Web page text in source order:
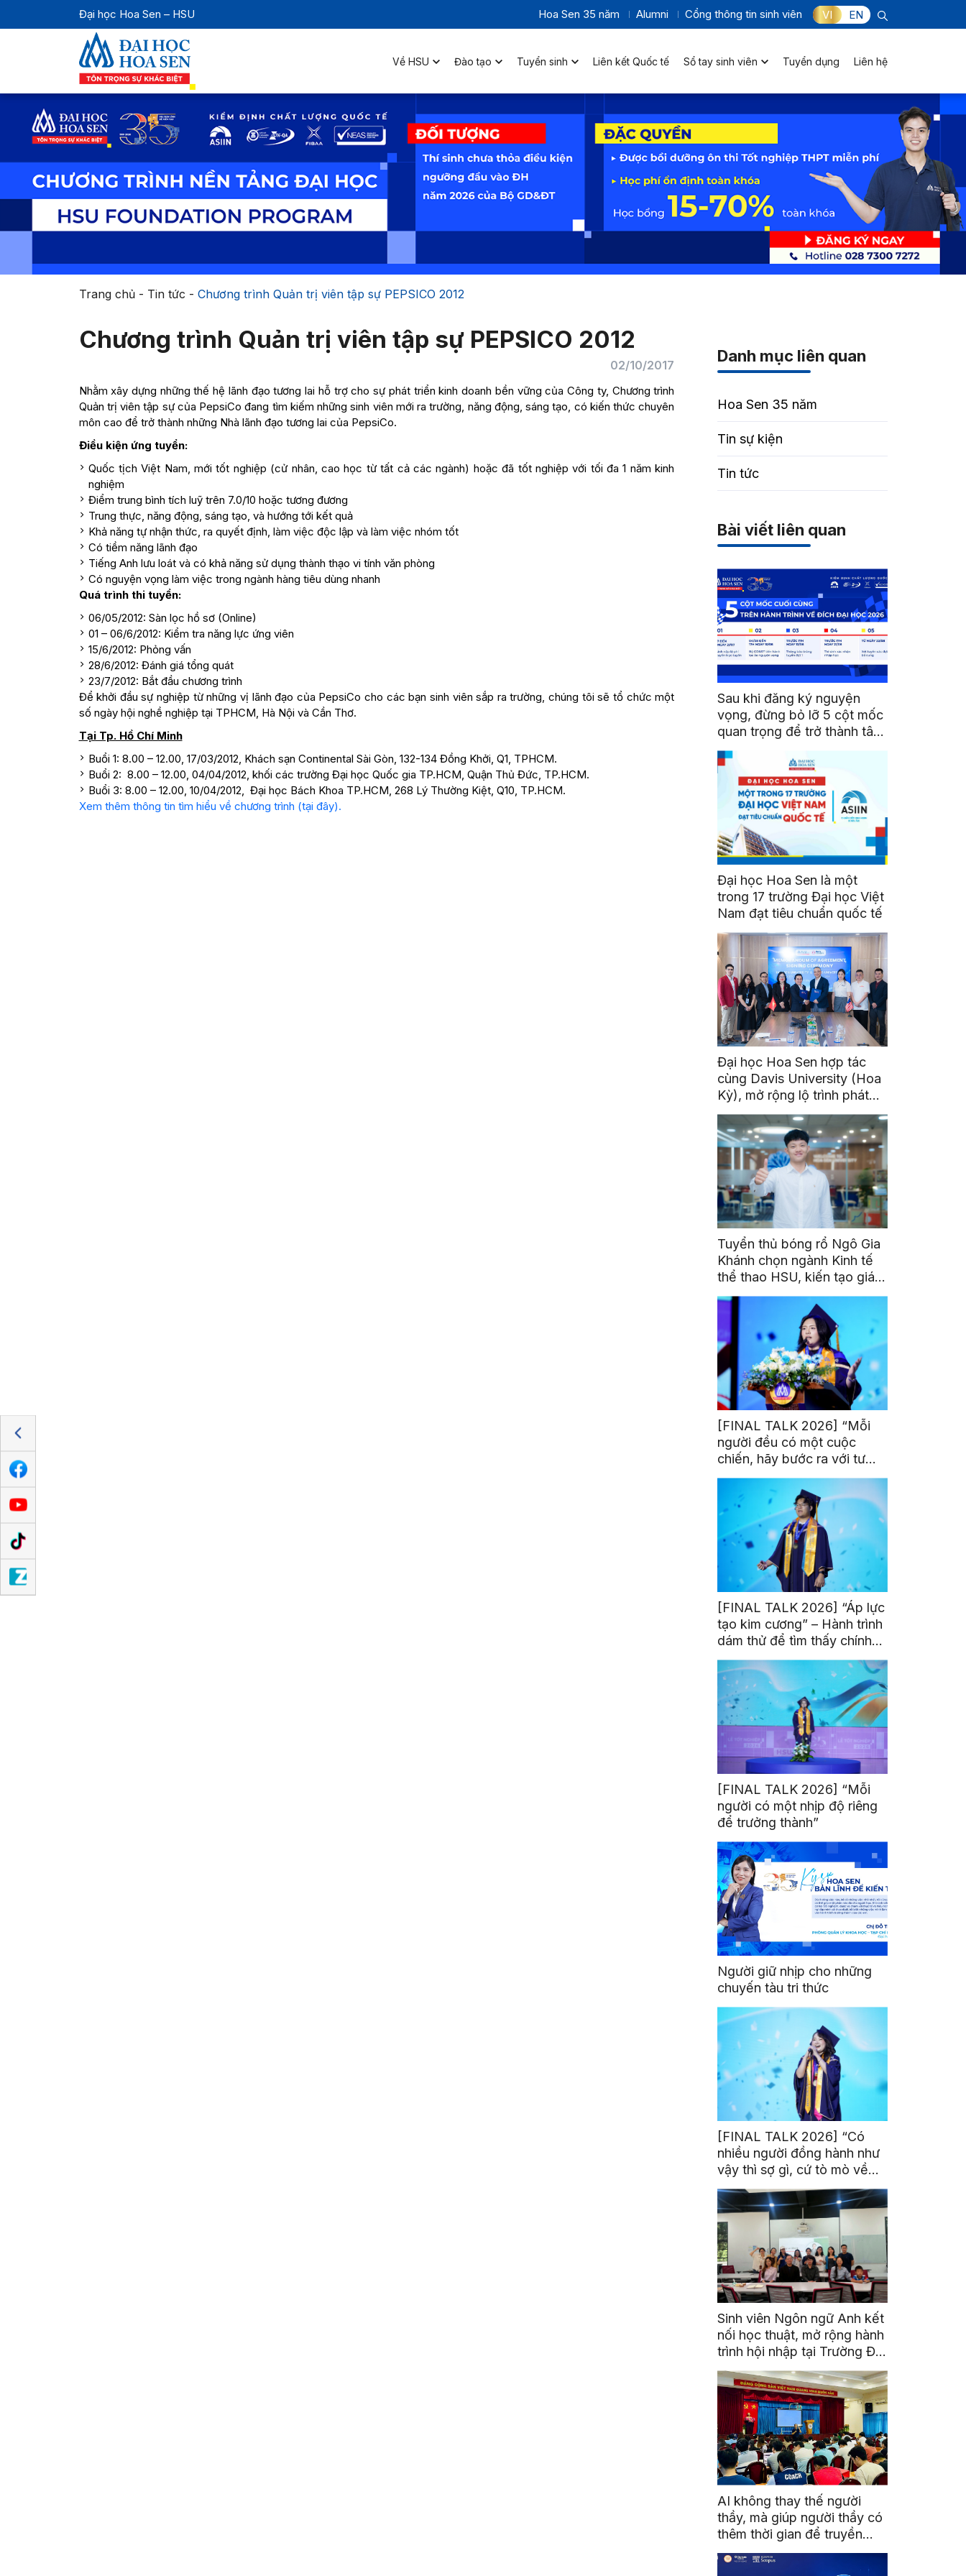
Đại học Hoa Sen – HSU Hoa Sen 35 năm Alumni Cổng thông tin sinh viên VI EN
Về HSU Đào tạo Tuyển sinh Liên kết Quốc tế Sổ tay sinh viên Tuyển dụng Liên hệ
Trang chủ- Tin tức - Chương trình Quản trị viên tập sự PEPSICO 2012
Chương trình Quản trị viên tập sự PEPSICO 2012
02/10/2017
Nhằm xây dựng những thế hệ lãnh đạo tương lai hỗ trợ cho sự phát triển kinh doanh bền vững của Công ty, Chương trình
Quản trị viên tập sự của PepsiCo đang tìm kiếm những sinh viên mới ra trường, năng động, sáng tạo, có kiến thức chuyên
môn cao để trở thành những Nhà lãnh đạo tương lai của PepsiCo.
Điều kiện ứng tuyển:
Quốc tịch Việt Nam, mới tốt nghiệp (cử nhân, cao học từ tất cả các ngành) hoặc đã tốt nghiệp với tối đa 1 năm kinh
nghiệm
Điểm trung bình tích luỹ trên 7.0/10 hoặc tương đương
Trung thực, năng động, sáng tạo, và hướng tới kết quả
Khả năng tự nhận thức, ra quyết định, làm việc độc lập và làm việc nhóm tốt
Có tiềm năng lãnh đạo
Tiếng Anh lưu loát và có khả năng sử dụng thành thạo vi tính văn phòng
Có nguyện vọng làm việc trong ngành hàng tiêu dùng nhanh
Quá trình thi tuyển:
06/05/2012: Sàn lọc hồ sơ (Online)
01 – 06/6/2012: Kiểm tra năng lực ứng viên
15/6/2012: Phỏng vấn
28/6/2012: Đánh giá tổng quát
23/7/2012: Bắt đầu chương trình
Để khởi đầu sự nghiệp từ những vị lãnh đạo của PepsiCo cho các bạn sinh viên sắp ra trường, chúng tôi sẽ tổ chức một
số ngày hội nghề nghiệp tại TPHCM, Hà Nội và Cần Thơ.
Tại Tp. Hồ Chí Minh
Buổi 1: 8.00 – 12.00, 17/03/2012, Khách sạn Continental Sài Gòn, 132-134 Đồng Khởi, Q1, TPHCM.
Buổi 2: 8.00 – 12.00, 04/04/2012, khối các trường Đại học Quốc gia TP.HCM, Quận Thủ Đức, TP.HCM.
Buổi 3: 8.00 – 12.00, 10/04/2012, Đại học Bách Khoa TP.HCM, 268 Lý Thường Kiệt, Q10, TP.HCM.
Xem thêm thông tin tìm hiểu về chương trình (tại đây).
Danh mục liên quan
Hoa Sen 35 năm
Tin sự kiện
Tin tức
Bài viết liên quan
Sau khi đăng ký nguyện
vọng, đừng bỏ lỡ 5 cột mốc
quan trọng để trở thành tân
sinh viên HSU
Đại học Hoa Sen là một
trong 17 trường Đại học Việt
Nam đạt tiêu chuẩn quốc tế
Đại học Hoa Sen hợp tác
cùng Davis University (Hoa
Kỳ), mở rộng lộ trình phát
triển toàn cầu cho sinh viên
Tuyển thủ bóng rổ Ngô Gia
Khánh chọn ngành Kinh tế
thể thao HSU, kiến tạo giá
trị từ đam mê thể thao
[FINAL TALK 2026] “Mỗi
người đều có một cuộc
chiến, hãy bước ra với tư
thế của người chiến thắng”
[FINAL TALK 2026] “Áp lực
tạo kim cương” – Hành trình
dám thử để tìm thấy chính
mình
[FINAL TALK 2026] “Mỗi
người có một nhịp độ riêng
để trưởng thành”
Người giữ nhịp cho những
chuyến tàu tri thức
[FINAL TALK 2026] “Có
nhiều người đồng hành như
vậy thì sợ gì, cứ tò mò về
thế giới thôi”
Sinh viên Ngôn ngữ Anh kết
nối học thuật, mở rộng hành
trình hội nhập tại Trường Đại
học Quốc gia Malaysia
AI không thay thế người
thầy, mà giúp người thầy có
thêm thời gian để truyền
cảm hứng